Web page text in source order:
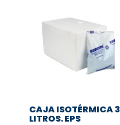
CAJA ISOTÉRMICA 3
LITROS. EPS